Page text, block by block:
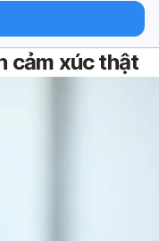
cảm xúc thật